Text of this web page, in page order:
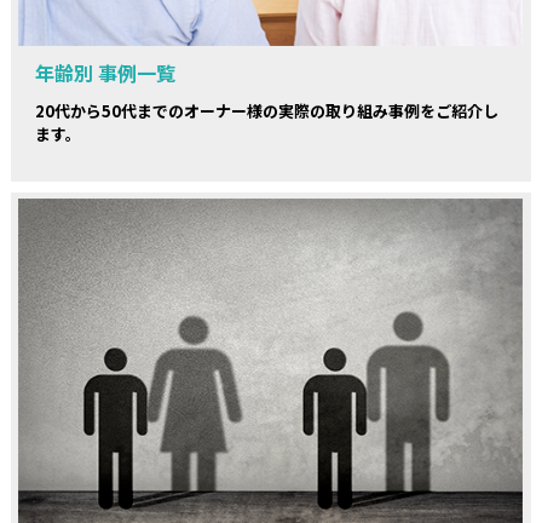
年齢別 事例一覧
20代から50代までのオーナー様の実際の取り組み事例をご紹介し
ます。